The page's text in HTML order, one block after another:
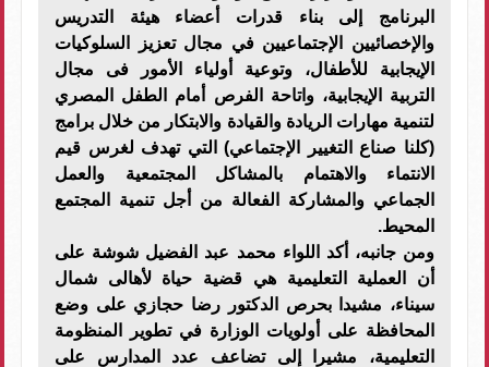
البرنامج إلى بناء قدرات أعضاء هيئة التدريس
والإخصائيين الإجتماعيين في مجال تعزيز السلوكيات
الإيجابية للأطفال، وتوعية أولياء الأمور فى مجال
التربية الإيجابية، واتاحة الفرص أمام الطفل المصري
لتنمية مهارات الريادة والقيادة والابتكار من خلال برامج
(كلنا صناع التغيير الإجتماعي) التي تهدف لغرس قيم
الانتماء والاهتمام بالمشاكل المجتمعية والعمل
الجماعي والمشاركة الفعالة من أجل تنمية المجتمع
المحيط.
ومن جانبه، أكد اللواء محمد عبد الفضيل شوشة على
أن العملية التعليمية هي قضية حياة لأهالى شمال
سيناء، مشيدا بحرص الدكتور رضا حجازي على وضع
المحافظة على أولويات الوزارة في تطوير المنظومة
التعليمية، مشيرا إلى تضاعف عدد المدارس على